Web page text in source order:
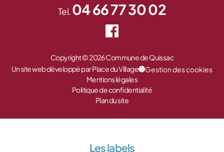
Tel.04 66 77 30 02
Copyright © 2026 Commune de Quissac
Un site web développé par Place du Village
Gestion des cookies
Mentions légales
Politique de confidentialité
Plan du site
Les labels